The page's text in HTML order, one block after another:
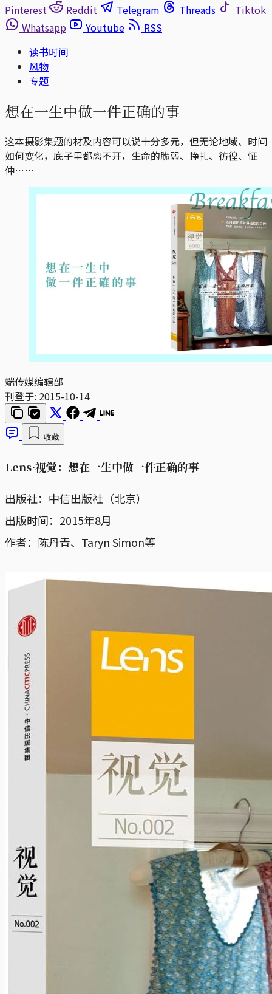
Pinterest
Reddit Telegram Threads
Tiktok
Whatsapp
Youtube
RSS
读书时间
风物
专题
想在一生中做一件正确的事
这本摄影集题的材及内容可以说十分多元，但无论地域、时间
如何变化，底子里都离不开，生命的脆弱、挣扎、彷徨、怔
仲……
端传媒编辑部
刊登于: 2015-10-14
收藏
Lens·视觉：想在一生中做一件正确的事
出版社：中信出版社（北京）
出版时间：2015年8月
作者：陈丹青、Taryn Simon等